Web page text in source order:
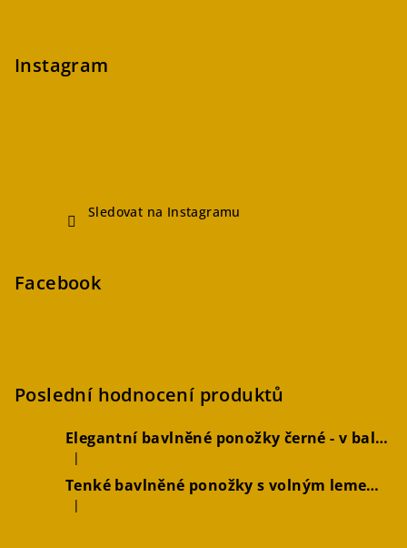
Instagram
Sledovat na Instagramu
Facebook
Poslední hodnocení produktů
Elegantní bavlněné ponožky černé - v balení 2 párů
Hodnocení produktu je 5 z 5 hvězdiček.
|
Tenké bavlněné ponožky s volným lemem hořčicové, 2 páry
Hodnocení produktu je 4 z 5 hvězdiček.
|